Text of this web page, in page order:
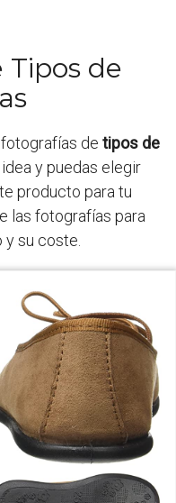
Tipos de
de tipos de
y puedas elegir
producto para tu
las fotografías para
su coste.